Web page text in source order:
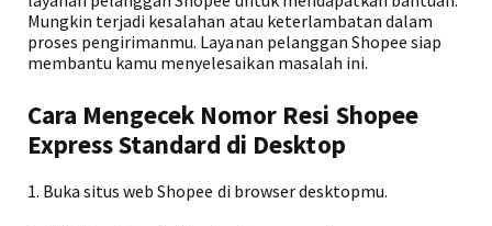
Mungkin terjadi kesalahan atau keterlambatan dalam
proses pengirimanmu. Layanan pelanggan Shopee siap
membantu kamu menyelesaikan masalah ini.
Cara Mengecek Nomor Resi Shopee
Express Standard di Desktop
1. Buka situs web Shopee di browser desktopmu.